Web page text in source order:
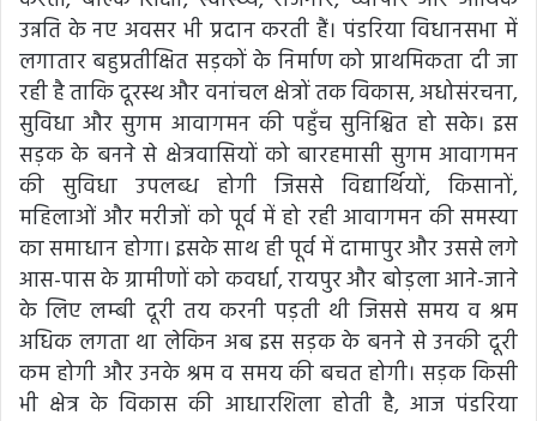
उन्नति के नए अवसर भी प्रदान करती हैं। पंडरिया विधानसभा में
लगातार बहुप्रतीक्षित सड़कों के निर्माण को प्राथमिकता दी जा
रही है ताकि दूरस्थ और वनांचल क्षेत्रों तक विकास, अधोसंरचना,
सुविधा और सुगम आवागमन की पहुँच सुनिश्चित हो सके। इस
सड़क के बनने से क्षेत्रवासियों को बारहमासी सुगम आवागमन
की सुविधा उपलब्ध होगी जिससे विद्यार्थियों, किसानों,
महिलाओं और मरीजों को पूर्व में हो रही आवागमन की समस्या
का समाधान होगा। इसके साथ ही पूर्व में दामापुर और उससे लगे
आस-पास के ग्रामीणों को कवर्धा, रायपुर और बोड़ला आने-जाने
के लिए लम्बी दूरी तय करनी पड़ती थी जिससे समय व श्रम
अधिक लगता था लेकिन अब इस सड़क के बनने से उनकी दूरी
कम होगी और उनके श्रम व समय की बचत होगी। सड़क किसी
भी क्षेत्र के विकास की आधारशिला होती है, आज पंडरिया